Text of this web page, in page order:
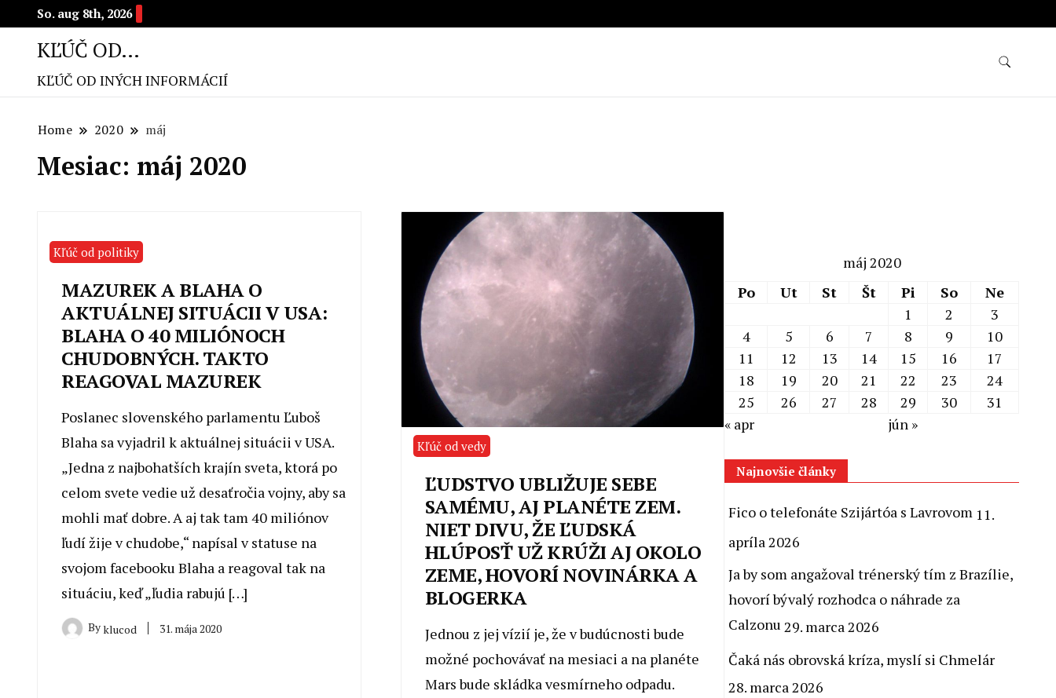
So. aug 8th, 2026
KĽÚČ OD…
KĽÚČ OD INÝCH INFORMÁCIÍ
Home 2020 máj
Mesiac: máj 2020
Kľúč od politiky
MAZUREK A BLAHA O
AKTUÁLNEJ SITUÁCII V USA:
BLAHA O 40 MILIÓNOCH
CHUDOBNÝCH. TAKTO
REAGOVAL MAZUREK
Poslanec slovenského parlamentu Ľuboš
Blaha sa vyjadril k aktuálnej situácii v USA.
„Jedna z najbohatších krajín sveta, ktorá po
celom svete vedie už desaťročia vojny, aby sa
mohli mať dobre. A aj tak tam 40 miliónov
ľudí žije v chudobe,“ napísal v statuse na
svojom facebooku Blaha a reagoval tak na
situáciu, keď „ľudia rabujú […]
Byklucod 31. mája 2020
Kľúč od vedy
ĽUDSTVO UBLIŽUJE SEBE
SAMÉMU, AJ PLANÉTE ZEM.
NIET DIVU, ŽE ĽUDSKÁ
HLÚPOSŤ UŽ KRÚŽI AJ OKOLO
ZEME, HOVORÍ NOVINÁRKA A
BLOGERKA
Jednou z jej vízií je, že v budúcnosti bude
možné pochovávať na mesiaci a na planéte
Mars bude skládka vesmírneho odpadu.
máj 2020
Po
Ut St Št Pi So Ne
« apr jún »
1 2
3
4
5 6 7 8 9
10
11
12 13 14 15 16
17
18
19 20 21 22 23
24
25
26 27 28 29 30 31
Najnovšie články
Fico o telefonáte Szijártóa s Lavrovom 11.
apríla 2026
Ja by som angažoval trénerský tím z Brazílie,
hovorí bývalý rozhodca o náhrade za
Calzonu 29. marca 2026
Čaká nás obrovská kríza, myslí si Chmelár
28. marca 2026